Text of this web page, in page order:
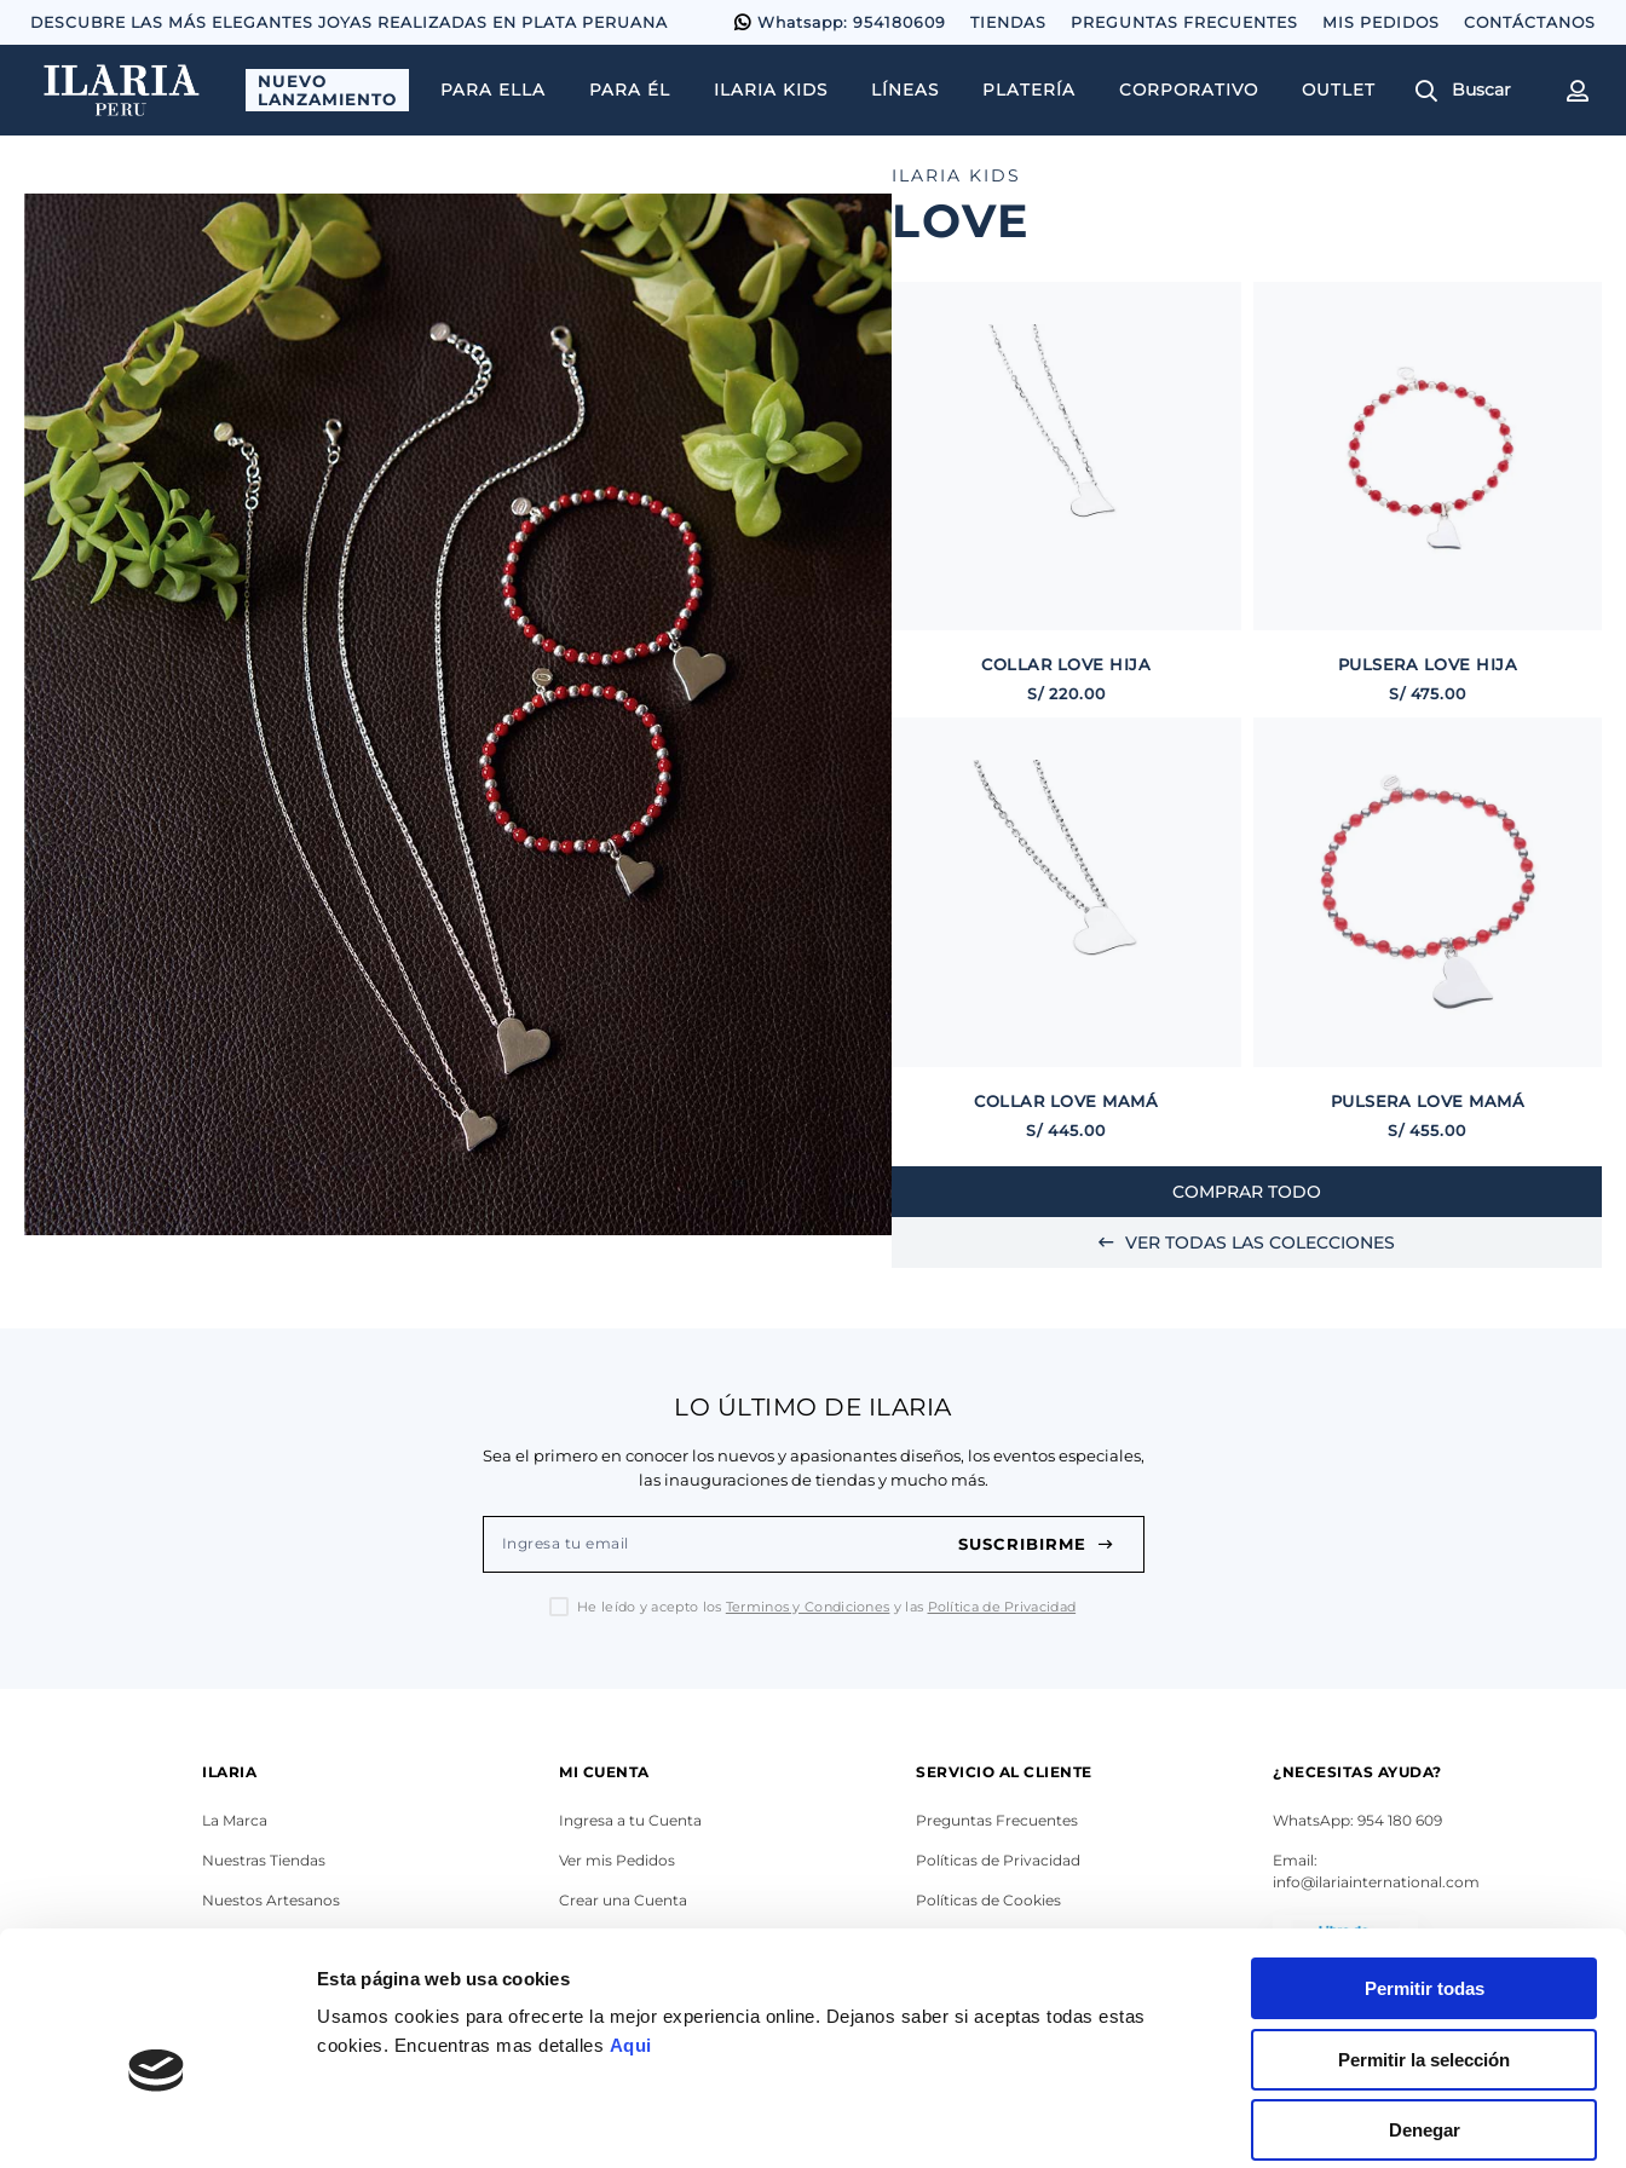
Esta página web usa cookies
Usamos cookies para ofrecerte la mejor experiencia online. Dejanos saber si aceptas todas estas
cookies. Encuentras mas detalles Aqui
Permitir todas
Permitir la selección
Denegar
DESCUBRE LAS MÁS ELEGANTES JOYAS REALIZADAS EN PLATA PERUANA Whatsapp: 954180609 TIENDAS PREGUNTAS FRECUENTES MIS PEDIDOS
NUEVO
LANZAMIENTO
PARA ELLA PARA ÉL ILARIA KIDS LÍNEAS PLATERÍA CORPORATIVO OUTLET Buscar
ILARIA KIDS
LOVE
COLLAR LOVE HIJA
S/ 220.00
PULSERA LOVE HIJA
S/ 475.00
COLLAR LOVE MAMÁ
S/ 445.00
PULSERA LOVE MAMÁ
S/ 455.00
COMPRAR TODO
VER TODAS LAS COLECCIONES
LO ÚLTIMO DE ILARIA
Sea el primero en conocer los nuevos y apasionantes diseños, los eventos especiales,
las inauguraciones de tiendas y mucho más.
SUSCRIBIRME
He leído y acepto los Terminos y Condiciones y las Política de Privacidad
ILARIA
La Marca
Nuestras Tiendas
Nuestos Artesanos
Trabaja con nosotros
MI CUENTA
Ingresa a tu Cuenta
Ver mis Pedidos
Crear una Cuenta
SERVICIO AL CLIENTE
Preguntas Frecuentes
Políticas de Privacidad
Políticas de Cookies
Legales
¿NECESITAS AYUDA?
WhatsApp: 954 180 609
Email:
info@ilariainternational.com